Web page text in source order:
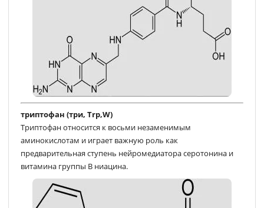
триптофан (три, Trp,W)
Триптофан относится к восьми незаменимым
аминокислотам и играет важную роль как
предварительная ступень нейромедиатора серотонина и
витамина группы B ниацина.